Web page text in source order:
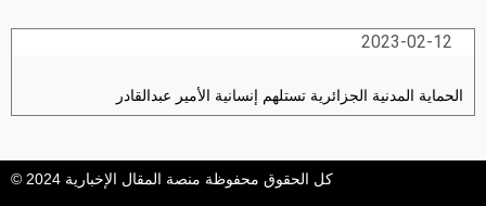
2023-02-12
الحماية المدنية الجزائرية تستلهم إنسانية الأمير عبدالقادر
كل الحقوق محفوظة منصة المقال الإخبارية 2024 ©